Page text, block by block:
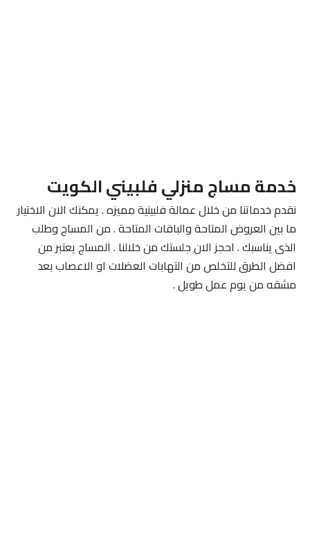
خدمة مساج منزلي فلبيني الكويت
نقدم خدماتنا من خلال عمالة فلبينية مميزه . يمكنك الان الاختيار
ما بين العروض المتاحة والباقات المتاحة . من المساج وطلب
الذى يناسبك . احجز الان جلستك من خلالنا . المساج يعتبر من
افضل الطرق للتخلص من التهابات العضلات او الاعصاب بعد
مشقه من يوم عمل طويل .